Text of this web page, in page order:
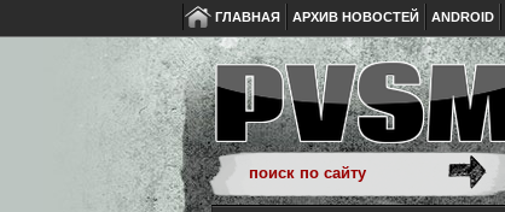
ГЛАВНАЯ АРХИВ НОВОСТЕЙ ANDROID